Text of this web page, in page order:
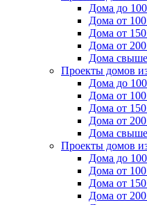
Дома до
Дома от
Дома от
Дома от
Дома
Проекты домов
Дома до
Дома от
Дома от
Дома от
Дома
Проекты домов
Дома до
Дома от
Дома от
Дома от